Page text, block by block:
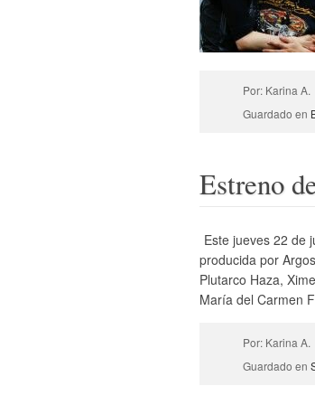
Por: Karina A.
Guardado en
Estreno
Este jueves 22 de
producida por
Plutarco Haza,
María del Carmen
Por: Karina A.
Guardado en